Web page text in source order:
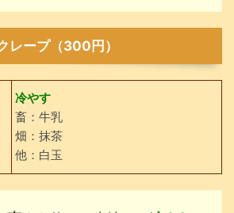
レープ（300円）
冷やす
畜：牛乳
畑：抹茶
他：白玉